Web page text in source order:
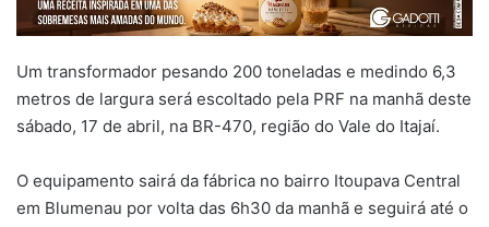
Um transformador pesando 200 toneladas e medindo 6,3
metros de largura será escoltado pela PRF na manhã deste
sábado, 17 de abril, na BR-470, região do Vale do Itajaí.
O equipamento sairá da fábrica no bairro Itoupava Central
em Blumenau por volta das 6h30 da manhã e seguirá até o